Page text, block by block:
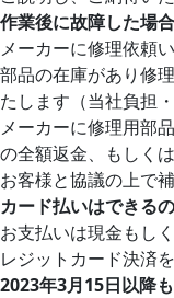
作業後に故障した場
メーカーに修理依頼い
部品の在庫があり修
たします（当社負担
メーカーに修理用部
の全額返金、もしく
お客様と協議の上で
カード払いはできる
お支払いは現金もし
レジットカード決済
2023年3月15日以降